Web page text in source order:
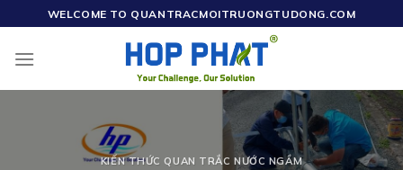
content
WELCOME TO QUANTRACMOITRUONGTUDONG.COM
KIẾN THỨC QUAN TRẮC NƯỚC NGẦM